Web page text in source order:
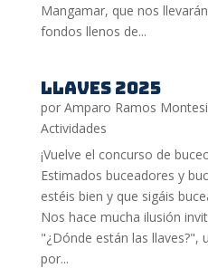
Mangamar, que nos
fondos llenos de...
LLAVES 2025
por Amparo Ramos
Actividades
¡Vuelve el concurso de
Estimados buceadores y
estéis bien y que sigáis
Nos hace mucha ilusión
"¿Dónde están las llaves?",
por...